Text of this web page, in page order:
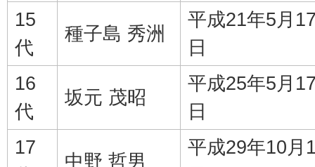
15
代
種子島 秀洲
平成21年5月
日
16
代
坂元 茂昭
平成25年5月
日
17
中野 哲男
平成29年10月